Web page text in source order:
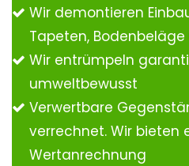
Wir demontieren
Tapeten,
Wir entrümpeln
umweltbewusst
Verwertbare
verrechnet. Wir bieten
Wertanrechnung